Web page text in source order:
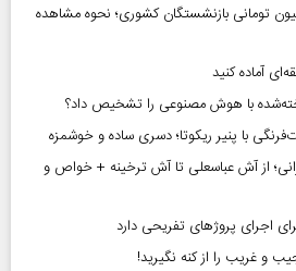
وام ضروری ۷۵ میلیون تومانی بازنشستگان کشوری؛ نحوه مشاهده
با هوش مصنوعی را تشخیص داد؟
با پنیر ریکوتا؛ دسری ساده و خوشمزه
از آش عباسعلی تا آش ترخینه + خواص و
اجرای پروژهای تفریحی دارد
و غریب را از کنه نگیرید!